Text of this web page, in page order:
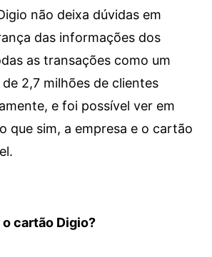
não deixa dúvidas em
das informações dos
as transações como um
2,7 milhões de clientes
e foi possível ver em
que sim, a empresa e o cartão
cartão Digio?